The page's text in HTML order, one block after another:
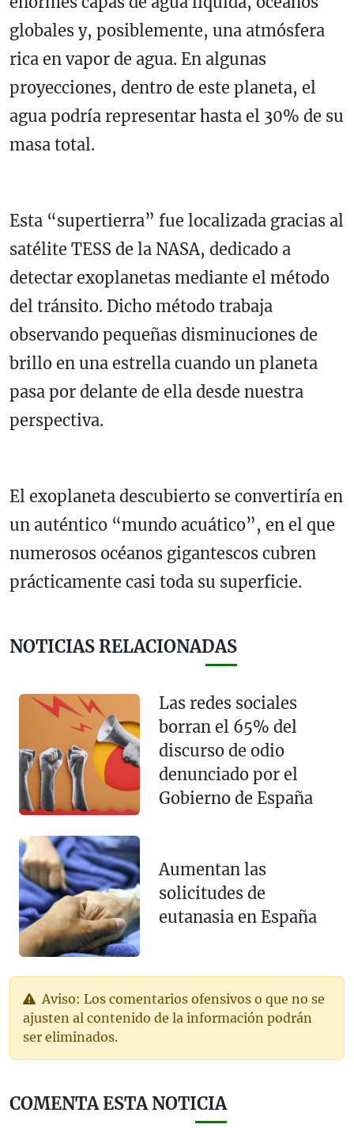
globales y, posiblemente, una atmósfera
rica en vapor de agua. En algunas
proyecciones, dentro de este planeta, el
agua podría representar hasta el 30% de su
masa total.
Esta “supertierra” fue localizada gracias al
satélite TESS de la NASA, dedicado a
detectar exoplanetas mediante el método
del tránsito. Dicho método trabaja
observando pequeñas disminuciones de
brillo en una estrella cuando un planeta
pasa por delante de ella desde nuestra
perspectiva.
El exoplaneta descubierto se convertiría en
un auténtico “mundo acuático”, en el que
numerosos océanos gigantescos cubren
prácticamente casi toda su superficie.
NOTICIAS RELACIONADAS
Las redes sociales
borran el 65% del
discurso de odio
denunciado por el
Gobierno de España
Aumentan las
solicitudes de
eutanasia en España
Aviso: Los comentarios ofensivos o que no se
ajusten al contenido de la información podrán
ser eliminados.
COMENTA ESTA NOTICIA